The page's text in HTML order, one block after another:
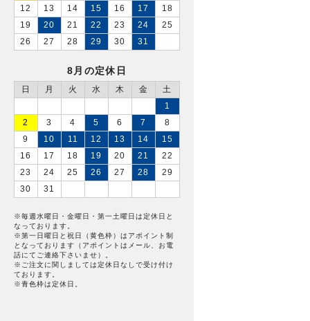
12
13 14 15 16 17
18
19
20 21 22 23 24
25
26
27 28 29 30 31
8月の定休日
日 月 火 水 木 金
土
1
2
3 4 5 6 7
8
9
10 11 12 13 14
15
16
17 18 19 20 21
22
23
24 25 26 27 28
29
30
31
※毎週水曜日・金曜日・第一土曜日は定休日と
なっております。
※第一日曜日と祝日（黄色枠）はアポイント制
となっております（アポイントはメール、お電
話にてご連絡下さいませ）。
※ご注文に関しましては定休日なしで受け付け
ております。
※青色枠は定休日。